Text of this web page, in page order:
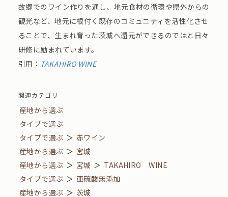
故郷でのワイン作りを通し、地元食材の循環や県外からの
観光など、地元に根付く既存のコミュニティを活性化させ
ることで、生まれ育った茨城へ還元ができるのではと日々
研修に励まれています。
引用： TAKAHIRO WINE
関連カテゴリ
産地から選ぶ
タイプで選ぶ
タイプで選ぶ ＞ 赤ワイン
産地から選ぶ ＞ 宮城
産地から選ぶ ＞ 宮城 ＞ TAKAHIRO WINE
タイプで選ぶ ＞ 亜硫酸無添加
産地から選ぶ ＞ 茨城